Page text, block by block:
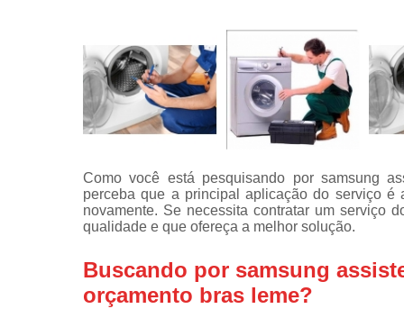
Conserto de
máquinas
lavar
Consertos
adega
Instalação
fogões
máquinas
Como você está pesquisando por samsung
perceba que a principal aplicação do serviço é
novamente. Se necessita contratar um serviço
qualidade e que ofereça a melhor solução.
Buscando por samsung
orçamento bras leme?